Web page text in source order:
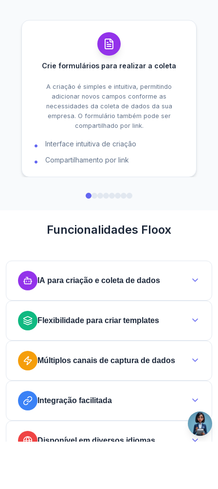
Crie formulários para realizar a coleta
A criação é simples e intuitiva, permitindo
adicionar novos campos conforme as
necessidades da coleta de dados da sua
empresa. O formulário também pode ser
compartilhado por link.
Interface intuitiva de criação
Compartilhamento por link
Funcionalidades Floox
IA para criação e coleta de dados
A Sofia (SmartFormIA) atua em todas as etapas do processo,
incluindo a criação do formulário, a extração de dados por
Flexibilidade para criar templates
Com mais de 40 componentes disponíveis para edição de
formulários, o Floox oferece inúmeras possibilidades para
Múltiplos canais de captura de dados
Colete dados do seu jeito: use links web personalizáveis,
aplicativos, formulários incorporados diretamente no seu site
WhatsApp, LinkedIn, Facebook Messenger, Crisp e outros.
Integração facilitada
Recebendo as informações diretamente no seu sistema via
Disponível em diversos idiomas